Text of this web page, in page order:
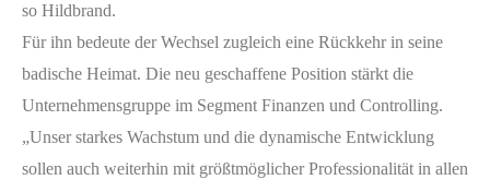
so Hildbrand.
Für ihn bedeute der Wechsel zugleich eine Rückkehr in seine
badische Heimat. Die neu geschaffene Position stärkt die
Unternehmensgruppe im Segment Finanzen und Controlling.
„Unser starkes Wachstum und die dynamische Entwicklung
sollen auch weiterhin mit größtmöglicher Professionalität in allen